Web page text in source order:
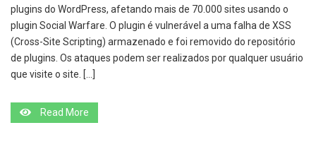
plugins do WordPress, afetando mais de 70.000 sites usando o
plugin Social Warfare. O plugin é vulnerável a uma falha de XSS
(Cross-Site Scripting) armazenado e foi removido do repositório
de plugins. Os ataques podem ser realizados por qualquer usuário
que visite o site. […]
Read More